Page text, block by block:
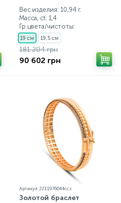
Вес изделия: 10,94 г.
Масса, ct: 1,4
Гр.цвета/чистоты:
19 см 19,5 см
181 204 грн
90 602 грн
Артикул: 2211976044ccz
Золотой браслет